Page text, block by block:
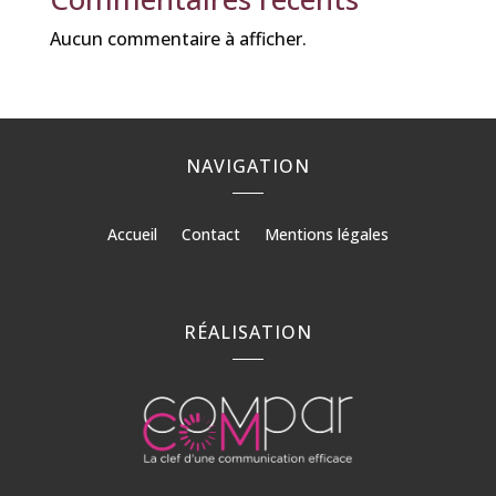
Aucun commentaire à afficher.
NAVIGATION
Accueil Contact Mentions légales
RÉALISATION